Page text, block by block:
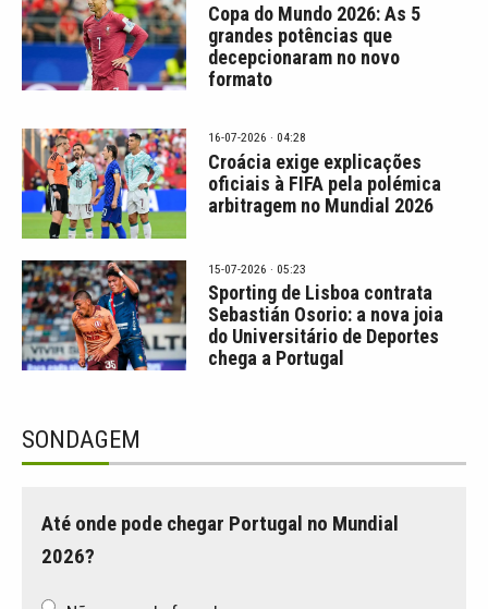
Copa do Mundo 2026: As 5
grandes potências que
decepcionaram no novo
formato
16-07-2026 · 04:28
Croácia exige explicações
oficiais à FIFA pela polémica
arbitragem no Mundial 2026
15-07-2026 · 05:23
Sporting de Lisboa contrata
Sebastián Osorio: a nova joia
do Universitário de Deportes
chega a Portugal
SONDAGEM
Até onde pode chegar Portugal no Mundial
2026?